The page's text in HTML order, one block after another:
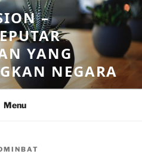
–
YANG
NEGARA
Menu